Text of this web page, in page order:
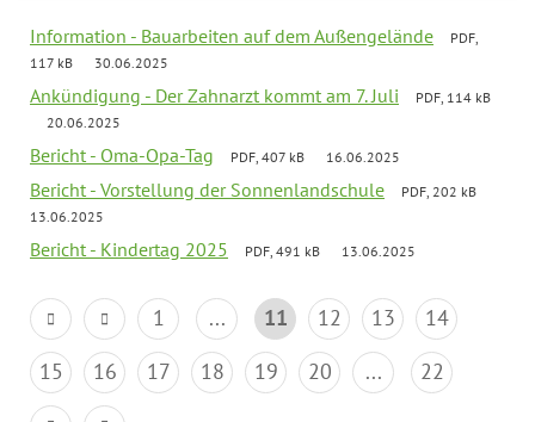
Information - Bauarbeiten auf dem Außengelände
PDF,
117 kB
30.06.2025
Ankündigung - Der Zahnarzt kommt am 7. Juli
PDF, 114 kB
20.06.2025
Bericht - Oma-Opa-Tag PDF, 407 kB 16.06.2025
Bericht - Vorstellung der Sonnenlandschule
PDF, 202 kB
13.06.2025
Bericht - Kindertag 2025 PDF, 491 kB 13.06.2025
1 ... 11 12 13
14
15
16 17 18 19 20 ... 22